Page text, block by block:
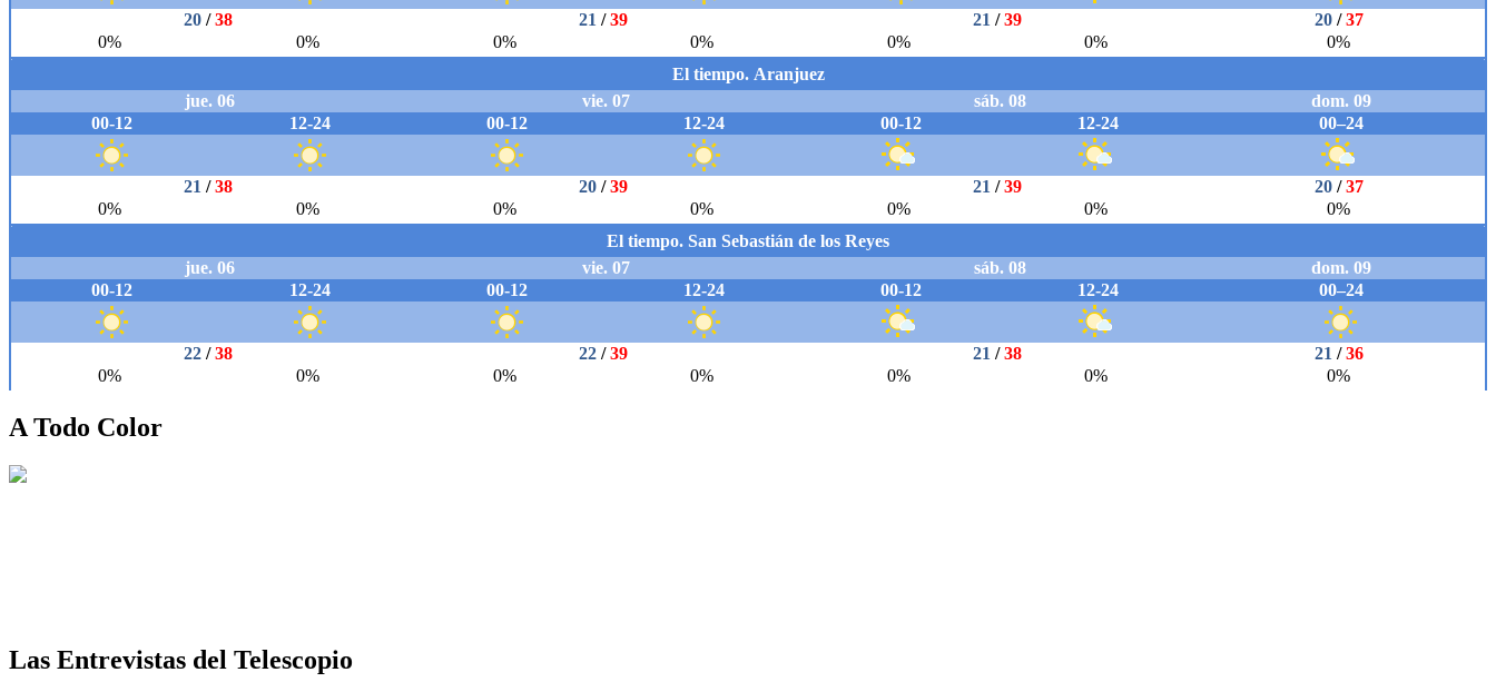
A Todo Color
Las Entrevistas del Telescopio